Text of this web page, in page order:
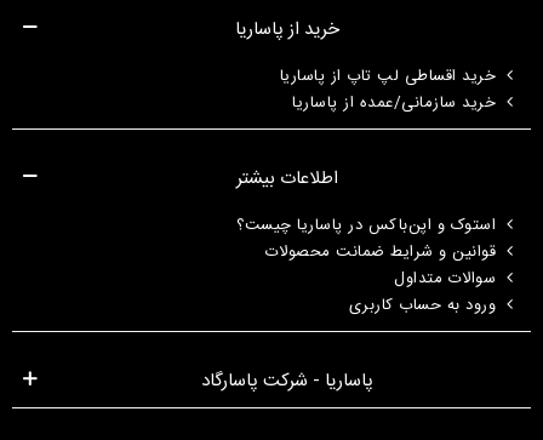
خرید از پاساریا
خرید اقساطی لپ تاپ از پاساریا
خرید سازمانی/عمده از پاساریا
اطلاعات بیشتر
استوک و اپن‌باکس در پاساریا چیست؟
قوانین و شرایط ضمانت محصولات
سوالات متداول
ورود به حساب کاربری
پاساریا - شرکت پاسارگاد